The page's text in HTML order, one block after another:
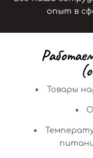
опыт в
Работае
(о
Товары